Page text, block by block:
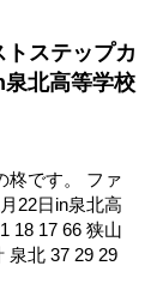
ステップカ
北高等学校
柊です。 ファ
22日in泉北高
18 17 66 狭山
北 37 29 29